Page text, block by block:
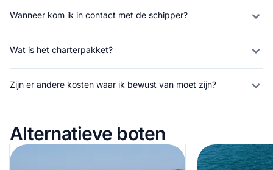
Wanneer kom ik in contact met de schipper?
Wat is het charterpakket?
Zijn er andere kosten waar ik bewust van moet zijn?
Alternatieve boten